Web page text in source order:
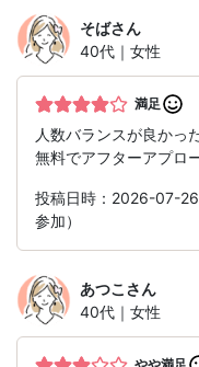
そばさん
40代｜女性
満足
人数バランスが良かった
無料でアフターアプロ
投稿日時：2026-07-
参加）
あつこ さん
40代｜女性